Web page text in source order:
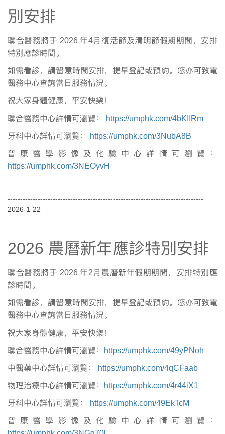
別安排
聯合醫務將于 2026 年4月復活節及清明節假期期間，安排
特別應診時間。
如需看診，請留意時間安排，提早登記或預約。您亦可致電
醫務中心查詢當日服務情況。
祝大家身體健康，平安快樂！
聯合醫務中心詳情可瀏覽： https://umphk.com/4bKIIRm
牙科中心詳情可瀏覽： https://umphk.com/3NubA8B
普康醫學影像及化驗中心詳情可瀏覽：
https://umphk.com/3NEOyvH
------------------------------------------------------------------------------
2026-1-22
2026 農曆新年應診特別安排
聯合醫務將于 2026 年2月農曆新年假期期間，安排特別應
診時間。
如需看診，請留意時間安排，提早登記或預約。您亦可致電
醫務中心查詢當日服務情況。
祝大家身體健康，平安快樂！
聯合醫務中心詳情可瀏覽： https://umphk.com/49yPNoh
中醫藥中心詳情可瀏覽： https://umphk.com/4qCFaab
物理治療中心詳情可瀏覽： https://umphk.com/4r44iX1
牙科中心詳情可瀏覽： https://umphk.com/49EkTcM
普康醫學影像及化驗中心詳情可瀏覽：